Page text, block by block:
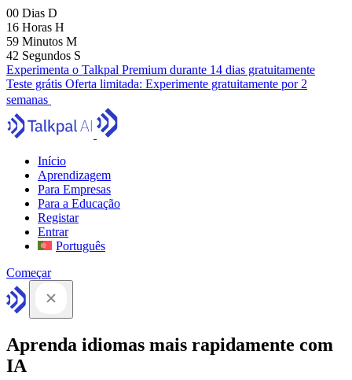
00 Dias D
16 Horas H
59 Minutos M
41 Segundos S
Experimenta o Talkpal Premium durante 14 dias gratuitamente
Teste grátis Oferta limitada: Experimente gratuitamente por 2
semanas
Início
Aprendizagem
Para Empresas
Para a Educação
Registar
Entrar
Português
Começar
Aprenda idiomas mais rapidamente com
IA